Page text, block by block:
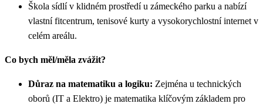
Škola sídlí v klidném prostředí u zámeckého parku a nabízí
vlastní fitcentrum, tenisové kurty a vysokorychlostní internet v
celém areálu.
Co bych měl/měla zvážit?
Důraz na matematiku a logiku: Zejména u technických
oborů (IT a Elektro) je matematika klíčovým základem pro